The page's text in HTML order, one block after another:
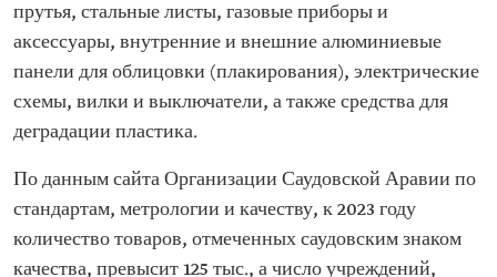
прутья, стальные листы, газовые приборы и
аксессуары, внутренние и внешние алюминиевые
панели для облицовки (плакирования), электрические
схемы, вилки и выключатели, а также средства для
деградации пластика.
По данным сайта Организации Саудовской Аравии по
стандартам, метрологии и качеству, к 2023 году
количество товаров, отмеченных саудовским знаком
качества, превысит 125 тыс., а число учреждений,